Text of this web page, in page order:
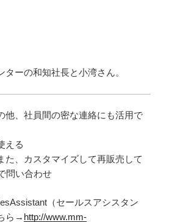
ターの和知社長と小湾さん。
他、社員間の密な連絡にも活用で
える
た、カスタマイズして再販売して
問い合わせ
（セールスアシスタン
ら→ http://www.mm-